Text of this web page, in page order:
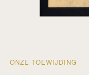
ONZE TOEWIJDING